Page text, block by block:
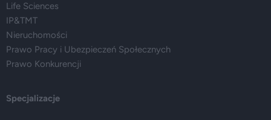
Life Sciences
IP&TMT
Nieruchomości
Prawo Pracy i Ubezpieczeń Społecznych
Prawo Konkurencji
Specjalizacje